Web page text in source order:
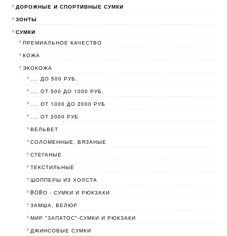
ДОРОЖНЫЕ И СПОРТИВНЫЕ СУМКИ
ЗОНТЫ
СУМКИ
ПРЕМИАЛЬНОЕ КАЧЕСТВО
КОЖА
ЭКОКОЖА
.... ДО 500 РУБ.
.... ОТ 500 ДО 1000 РУБ.
.... ОТ 1000 ДО 2000 РУБ
.... ОТ 2000 РУБ
ВЕЛЬВЕТ
СОЛОМЕННЫЕ, ВЯЗАНЫЕ
СТЕГАНЫЕ
ТЕКСТИЛЬНЫЕ
ШОППЕРЫ ИЗ ХОЛСТА
BOBО - СУМКИ И РЮКЗАКИ
ЗАМША, ВЕЛЮР
МИР "ЗАПАТОС"-СУМКИ И РЮКЗАКИ
ДЖИНСОВЫЕ СУМКИ